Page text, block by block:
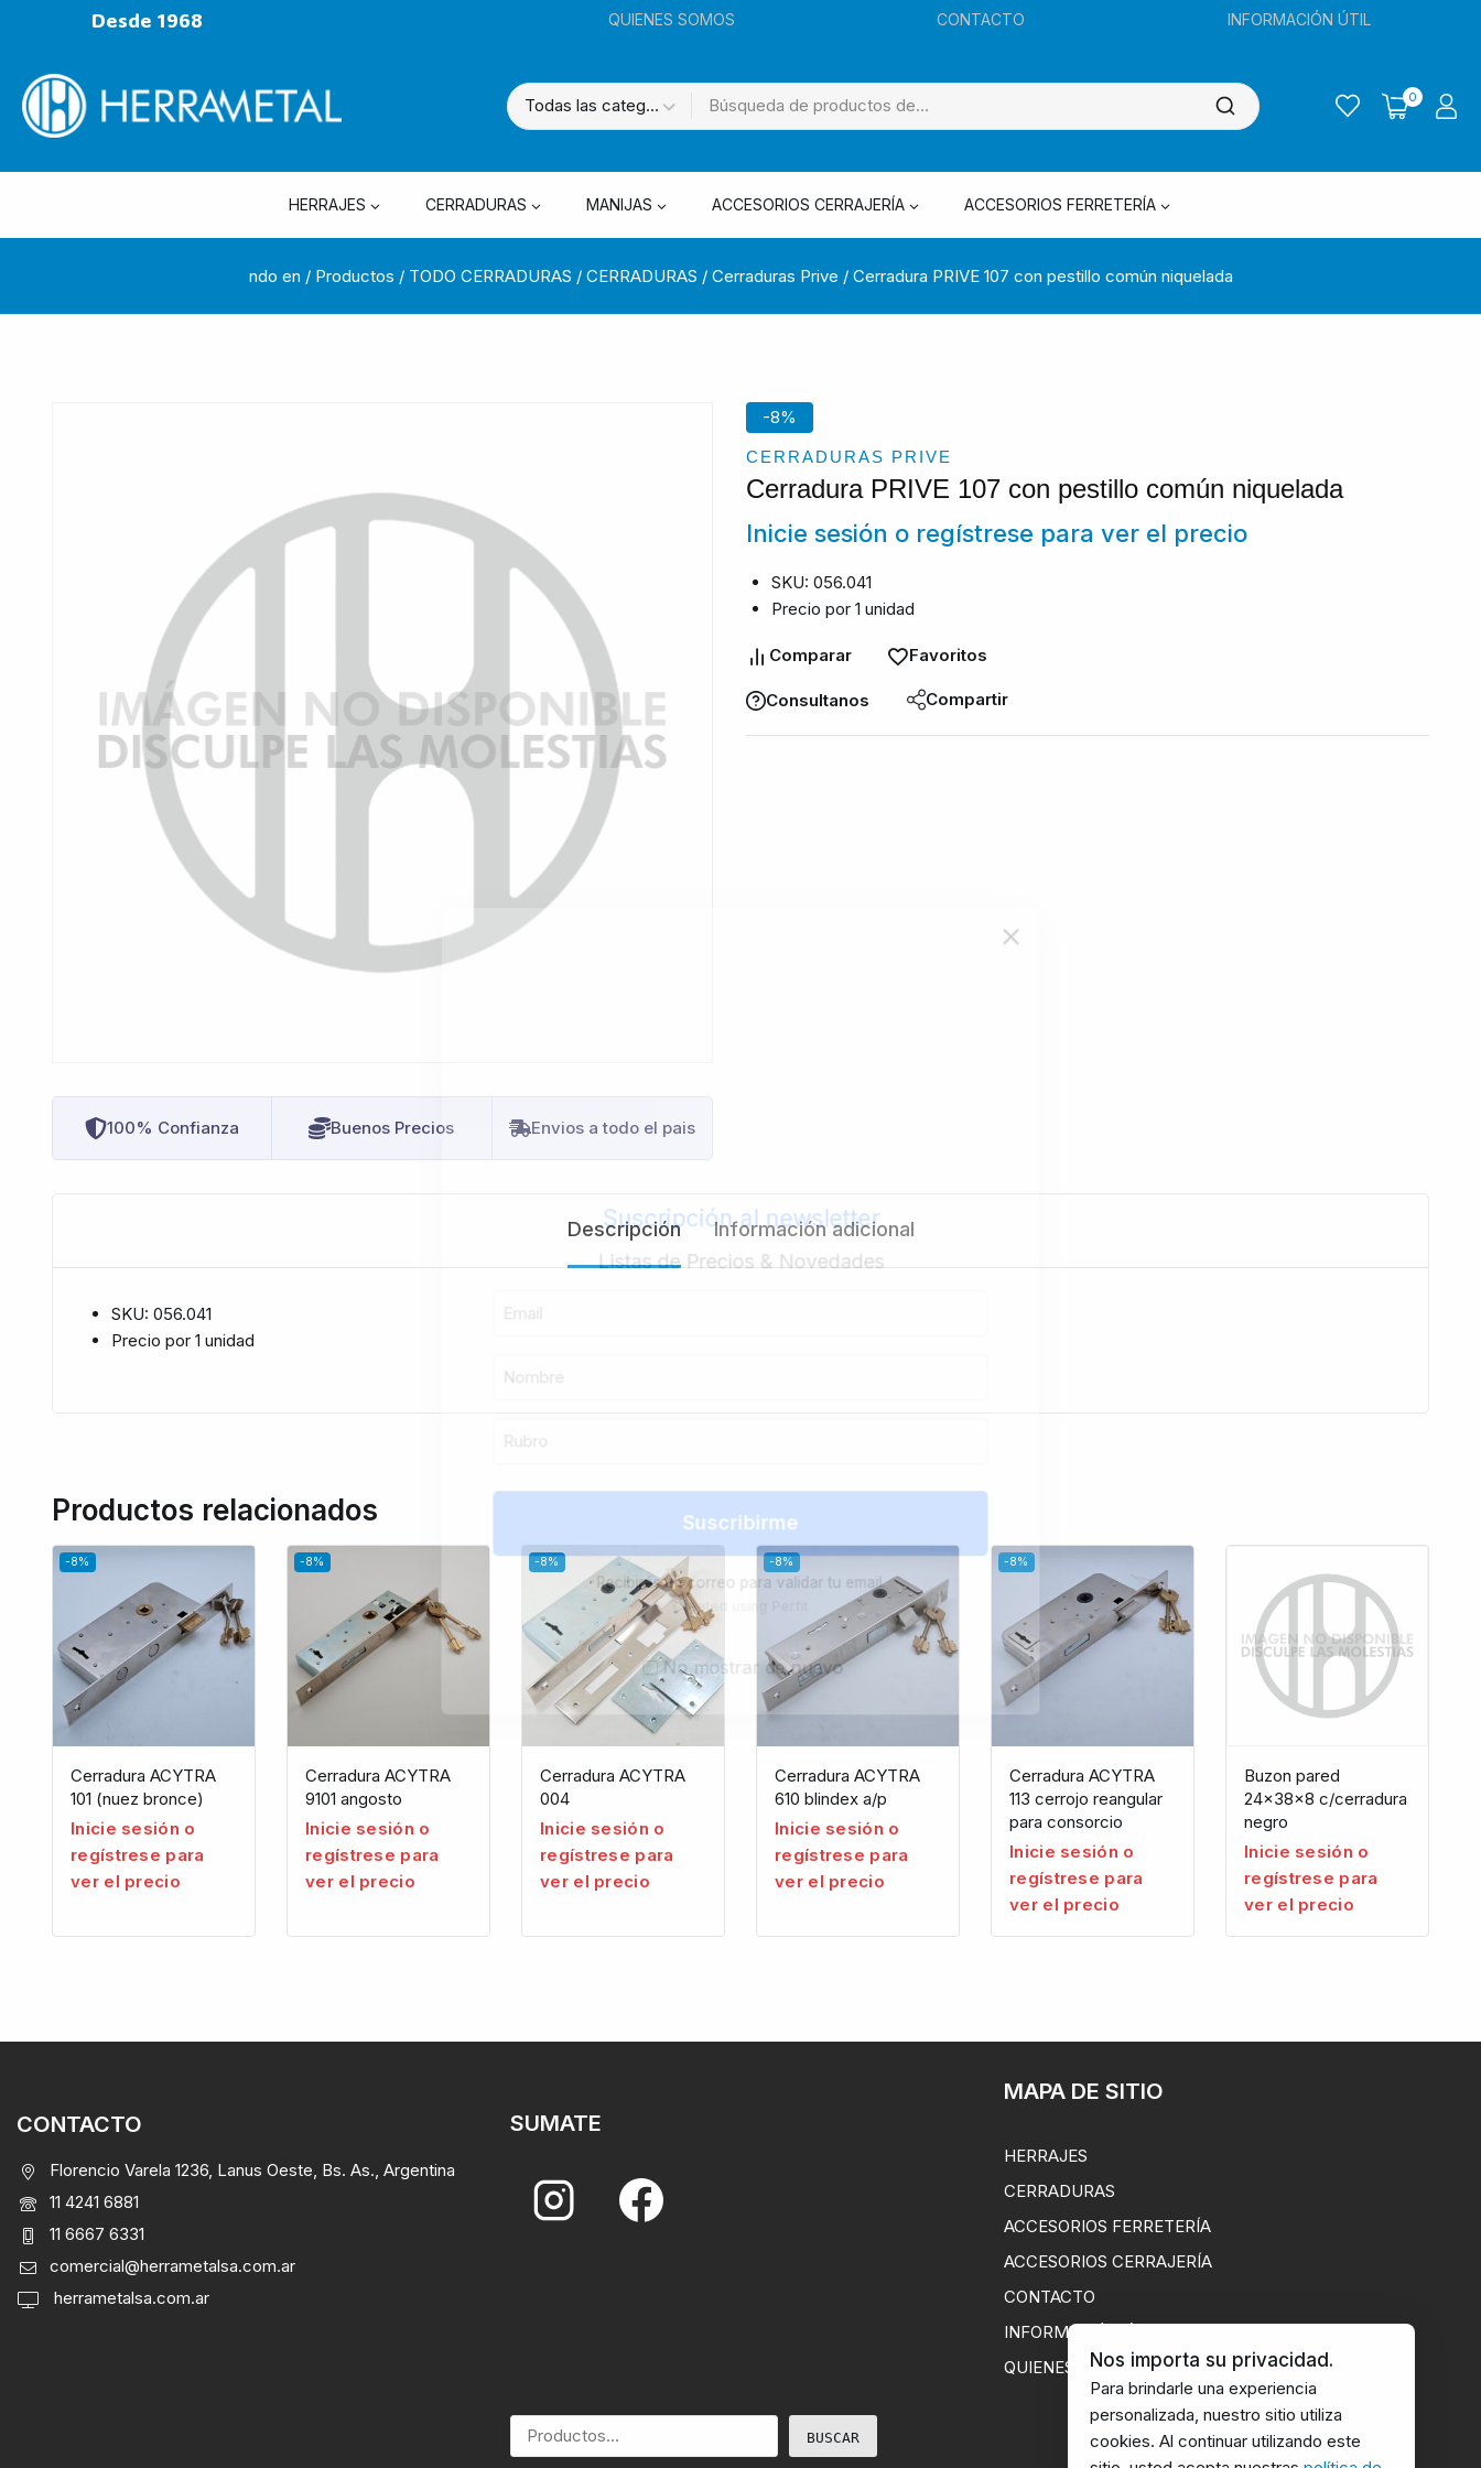
Desde 1968 QUIENES SOMOS CONTACTO INFORMACIÓN ÚTIL
0
HERRAJES CERRADURAS MANIJAS ACCESORIOS CERRAJERÍA ACCESORIOS FERRETERÍA
ndo en / Productos / TODO CERRADURAS / CERRADURAS / Cerraduras Prive / Cerradura PRIVE 107 con pestillo común niquelada
100% Confianza Buenos Precios Envios a todo el pais
-8%
CERRADURAS PRIVE
Cerradura PRIVE 107 con pestillo común niquelada
Inicie sesión o regístrese para ver el precio
SKU: 056.041
Precio por 1 unidad
Comparar Favoritos
Consultanos Compartir
Descripción Información adicional
SKU: 056.041
Precio por 1 unidad
Productos relacionados
-8%
Cerradura ACYTRA
101 (nuez bronce)
Inicie sesión o
regístrese para
ver el precio
-8%
Cerradura ACYTRA
9101 angosto
Inicie sesión o
regístrese para
ver el precio
-8%
Cerradura ACYTRA
004
Inicie sesión o
regístrese para
ver el precio
-8%
Cerradura ACYTRA
610 blindex a/p
Inicie sesión o
regístrese para
ver el precio
-8%
Cerradura ACYTRA
113 cerrojo reangular
para consorcio
Inicie sesión o
regístrese para
ver el precio
Buzon pared
24x38x8 c/cerradura
negro
Inicie sesión o
regístrese para
ver el precio
CONTACTO
Florencio Varela 1236, Lanus Oeste, Bs. As., Argentina
11 4241 6881
11 6667 6331
comercial@herrametalsa.com.ar
herrametalsa.com.ar
SUMATE
MAPA DE SITIO
HERRAJES
CERRADURAS
ACCESORIOS FERRETERÍA
ACCESORIOS CERRAJERÍA
CONTACTO
INFORMACIÓN ÚTIL
QUIENES SOMOS
BUSCAR
Suscripción al newsletter
Listas de Precios & Novedades
Suscribirme
Recibirás un correo para validar tu email.
Created using Perfit
No mostrar de nuevo
Nos importa su privacidad.
Para brindarle una experiencia
personalizada, nuestro sitio utiliza
cookies. Al continuar utilizando este